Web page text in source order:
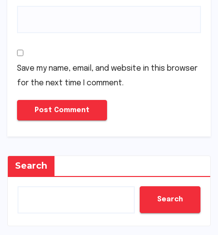
Save my name, email, and website in this browser
for the next time I comment.
Search
Search